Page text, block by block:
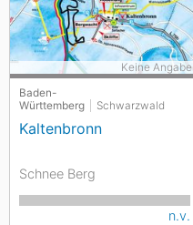
Baden-
Württemberg
Schwarzwald
Kaltenbronn
Keine Angabe
Schnee Berg
n.v.